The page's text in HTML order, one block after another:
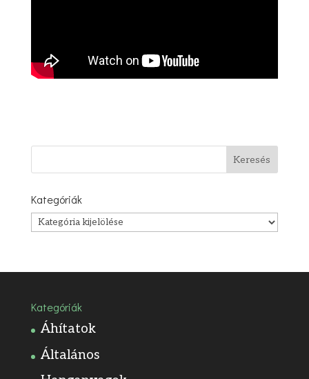
Kategóriák
Kategóriák
Kategóriák
Áhítatok
Általános